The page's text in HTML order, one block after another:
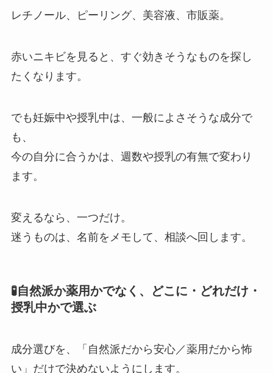
レチノール、ピーリング、美容液、市販薬。
赤いニキビを見ると、すぐ効きそうなものを探し
たくなります。
でも妊娠中や授乳中は、一般によさそうな成分で
も、
今の自分に合うかは、週数や授乳の有無で変わり
ます。
変えるなら、一つだけ。
迷うものは、名前をメモして、相談へ回します。
🧪自然派か薬用かでなく、どこに・どれだけ・
授乳中かで選ぶ
成分選びを、「自然派だから安心／薬用だから怖
い」だけで決めないようにします。